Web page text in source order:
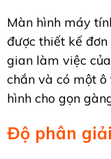
Màn hình máy
được thiết kế
gian làm việc
chắn và có một
hình cho gọn
Độ phân